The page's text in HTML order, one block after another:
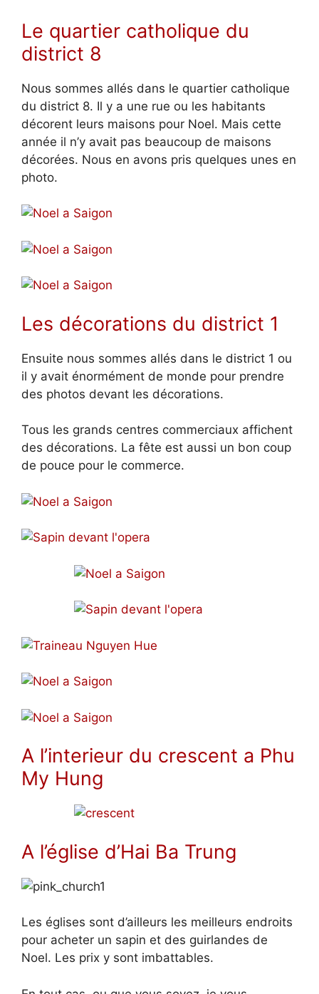
Le quartier catholique du
district 8
Nous sommes allés dans le quartier catholique
du district 8. Il y a une rue ou les habitants
décorent leurs maisons pour Noel. Mais cette
année il n’y avait pas beaucoup de maisons
décorées. Nous en avons pris quelques unes en
photo.
Les décorations du district 1
Ensuite nous sommes allés dans le district 1 ou
il y avait énormément de monde pour prendre
des photos devant les décorations.
Tous les grands centres commerciaux affichent
des décorations. La fête est aussi un bon coup
de pouce pour le commerce.
A l’interieur du crescent a Phu
My Hung
A l’église d’Hai Ba Trung
Les églises sont d’ailleurs les meilleurs endroits
pour acheter un sapin et des guirlandes de
Noel. Les prix y sont imbattables.